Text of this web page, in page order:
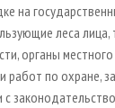
на
леса лица,
органы
работ по охране,
с